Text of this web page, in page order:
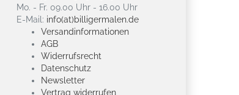
Mo. - Fr. 09.00 Uhr - 16.00 Uhr
E-Mail: info(at)billigermalen.de
Versandinformationen
AGB
Widerrufsrecht
Datenschutz
Newsletter
Vertrag widerrufen